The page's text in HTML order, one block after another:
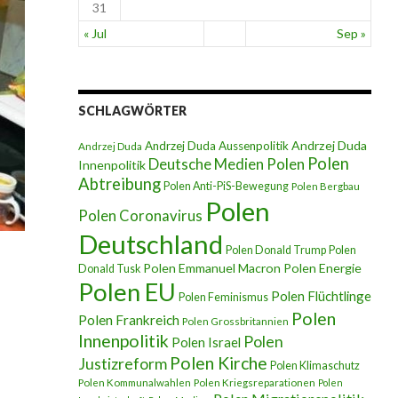
« Jul Sep »
31
SCHLAGWÖRTER
Andrzej Duda Andrzej Duda Aussenpolitik Andrzej Duda
Innenpolitik Deutsche Medien Polen Polen
Abtreibung Polen Anti-PiS-Bewegung Polen Bergbau
Polen Coronavirus Polen
Deutschland Polen Donald Trump Polen
Donald Tusk Polen Emmanuel Macron Polen Energie
Polen EU Polen Feminismus Polen Flüchtlinge
Polen Frankreich Polen Grossbritannien Polen
Innenpolitik Polen Israel Polen
Justizreform Polen Kirche Polen Klimaschutz
Polen Kommunalwahlen Polen Kriegsreparationen Polen